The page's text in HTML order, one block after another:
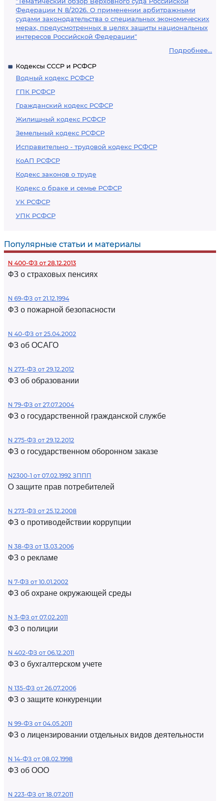
Федерации N 8/2026. О применении арбитражными
судами законодательства о специальных экономических
мерах, предусмотренных в целях защиты национальных
интересов Российской Федерации"
Подробнее...
Кодексы СССР и РСФСР
Водный кодекс РСФСР
ГПК РСФСР
Гражданский кодекс РСФСР
Жилищный кодекс РСФСР
Земельный кодекс РСФСР
Исправительно - трудовой кодекс РСФСР
КоАП РСФСР
Кодекс законов о труде
Кодекс о браке и семье РСФСР
УК РСФСР
УПК РСФСР
Популярные статьи и материалы
N 400-ФЗ от 28.12.2013
ФЗ о страховых пенсиях
N 69-ФЗ от 21.12.1994
ФЗ о пожарной безопасности
N 40-ФЗ от 25.04.2002
ФЗ об ОСАГО
N 273-ФЗ от 29.12.2012
ФЗ об образовании
N 79-ФЗ от 27.07.2004
ФЗ о государственной гражданской службе
N 275-ФЗ от 29.12.2012
ФЗ о государственном оборонном заказе
N2300-1 от 07.02.1992 ЗППП
О защите прав потребителей
N 273-ФЗ от 25.12.2008
ФЗ о противодействии коррупции
N 38-ФЗ от 13.03.2006
ФЗ о рекламе
N 7-ФЗ от 10.01.2002
ФЗ об охране окружающей среды
N 3-ФЗ от 07.02.2011
ФЗ о полиции
N 402-ФЗ от 06.12.2011
ФЗ о бухгалтерском учете
N 135-ФЗ от 26.07.2006
ФЗ о защите конкуренции
N 99-ФЗ от 04.05.2011
ФЗ о лицензировании отдельных видов деятельности
N 14-ФЗ от 08.02.1998
ФЗ об ООО
N 223-ФЗ от 18.07.2011